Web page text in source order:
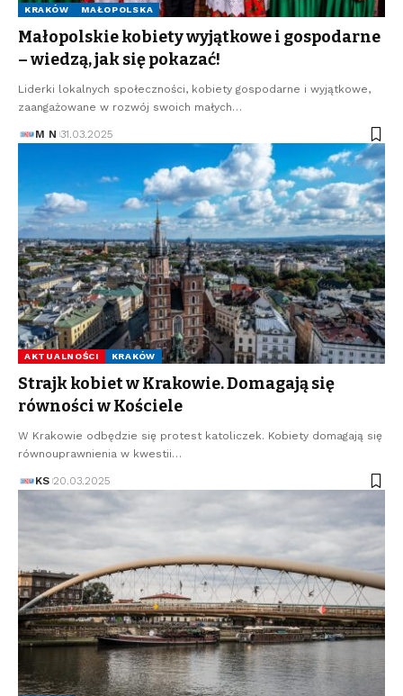
KRAKÓW MAŁOPOLSKA
Małopolskie kobiety wyjątkowe i gospodarne
– wiedzą, jak się pokazać!
Liderki lokalnych społeczności, kobiety gospodarne i wyjątkowe,
zaangażowane w rozwój swoich małych…
M N 31.03.2025
AKTUALNOŚCI KRAKÓW
Strajk kobiet w Krakowie. Domagają się
równości w Kościele
W Krakowie odbędzie się protest katoliczek. Kobiety domagają się
równouprawnienia w kwestii…
KS 20.03.2025